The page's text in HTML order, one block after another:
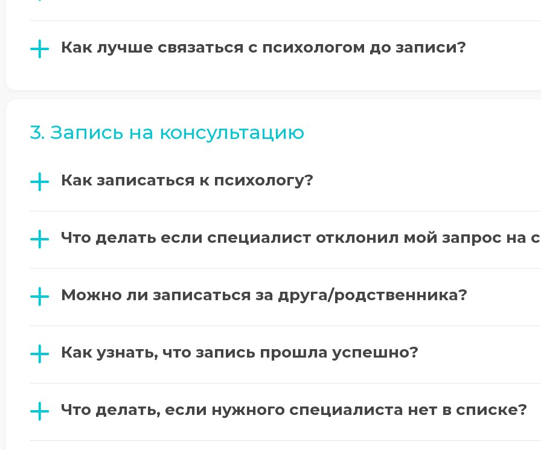
Как лучше связаться с психологом до записи?
3. Запись на консультацию
Как записаться к психологу?
Что делать если специалист отклонил мой запрос на
Можно ли записаться за друга/родственника?
Как узнать, что запись прошла успешно?
Что делать, если нужного специалиста нет в списке?